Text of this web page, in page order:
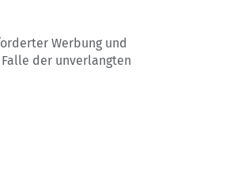
Werbung und
der unverlangten